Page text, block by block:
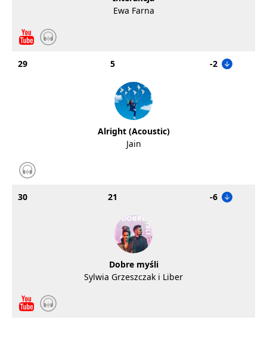
Ewa Farna
29 5 -2
Alright (Acoustic)
Jain
30 21 -6
Dobre myśli
Sylwia Grzeszczak i Liber